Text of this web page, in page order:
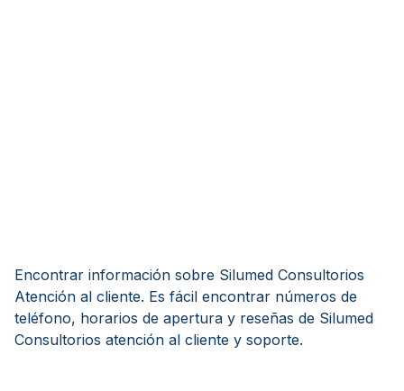
Encontrar información sobre Silumed Consultorios
Atención al cliente. Es fácil encontrar números de
teléfono, horarios de apertura y reseñas de Silumed
Consultorios atención al cliente y soporte.